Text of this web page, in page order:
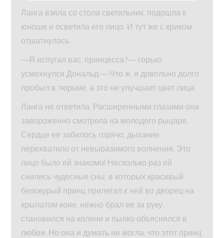
Ланга взяла со стола светильник, подошла к
юноше и осветила его лицо. И тут же с криком
отшатнулась.
—Я испугал вас, принцесса?— горько
усмехнулся Дональд.— Что ж, я довольно долго
пробыл в тюрьме, а это не улучшает цвет лица.
Ланга не ответила. Расширенными глазами она
завороженно смотрела на молодого рыцаря.
Сердце ее забилось горячо, дыхание
перехватило от невыразимого волнения. Это
лицо было ей знакомо! Несколько раз ей
снились чудесные сны, в которых красивый
белокурый принц прилетал к ней во дворец на
крылатом коне, нежно брал ее за руку,
становился на колени и пылко объяснялся в
любви. Но она и думать не могла, что этот принц